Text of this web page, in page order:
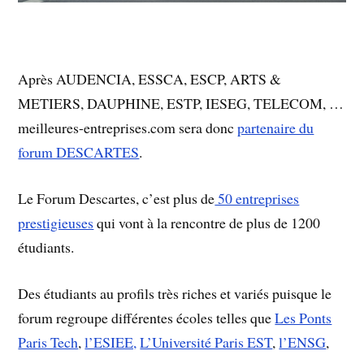
Après AUDENCIA, ESSCA, ESCP, ARTS &
METIERS, DAUPHINE, ESTP, IESEG, TELECOM, …
meilleures-entreprises.com sera doncpartenaire du
forum DESCARTES.
Le Forum Descartes, c’est plus de50 entreprises
prestigieuses qui vont à la rencontre de plus de 1200
étudiants.
Des étudiants au profils très riches et variés puisque le
forum regroupe différentes écoles telles queLes Ponts
Paris Tech,l’ESIEE,L’Université Paris EST,l’ENSG,